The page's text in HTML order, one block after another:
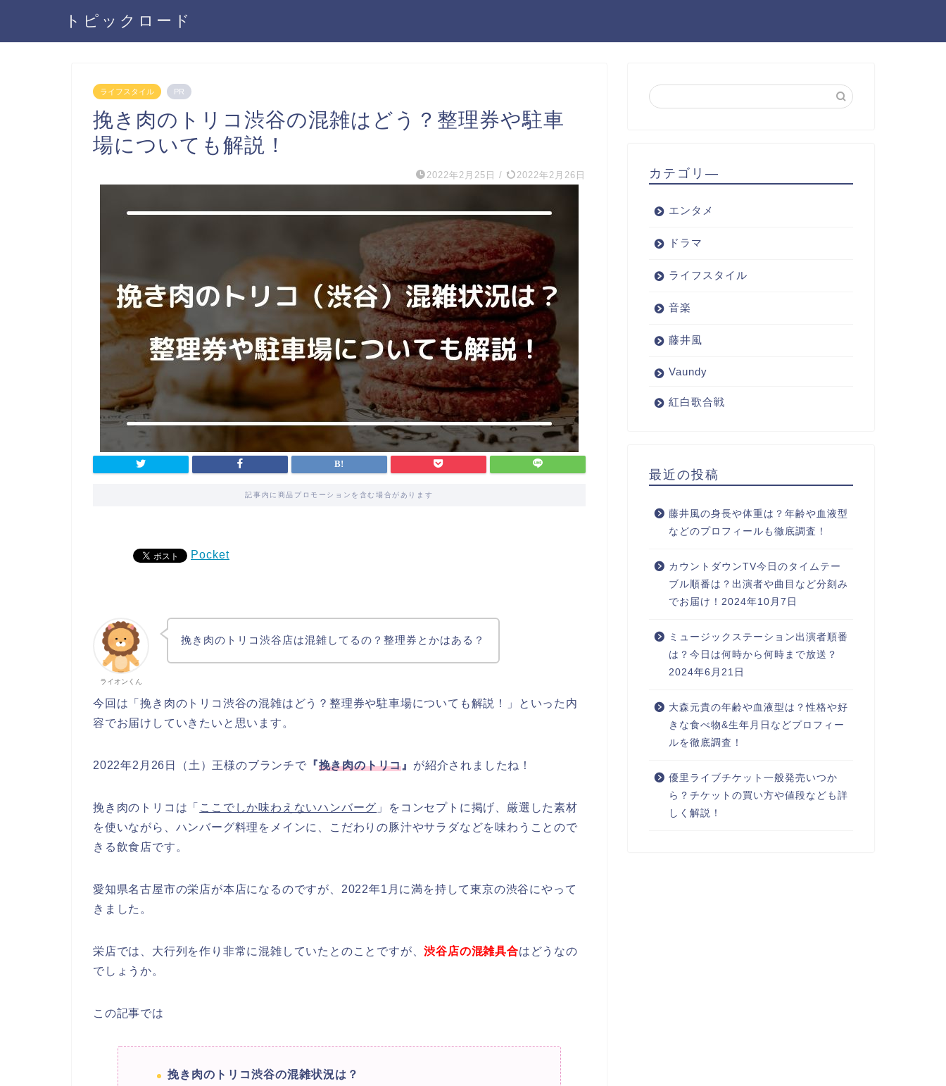
トピックロード
ライフスタイル PR
挽き肉のトリコ渋谷の混雑はどう？整理券や駐車
場についても解説！
2022年2月25日 / 2022年2月26日
記事内に商品プロモーションを含む場合があります
Pocket
ライオンくん
挽き肉のトリコ渋谷店は混雑してるの？整理券とかはある？
今回は「挽き肉のトリコ渋谷の混雑はどう？整理券や駐車場についても解説！」といった内
容でお届けしていきたいと思います。
2022年2月26日（土）王様のブランチで 『挽き肉のトリコ 』 が紹介されましたね！
挽き肉のトリコは「 ここでしか味わえないハンバーグ 」をコンセプトに掲げ、厳選した素材
を使いながら、ハンバーグ料理をメインに、こだわりの豚汁やサラダなどを味わうことので
きる飲食店です。
愛知県名古屋市の栄店が本店になるのですが、2022年1月に満を持して東京の渋谷にやって
きました。
栄店では、大行列を作り非常に混雑していたとのことですが、渋谷店の混雑具合はどうなの
でしょうか。
この記事では
挽き肉のトリコ渋谷の混雑状況は？
カテゴリ―
エンタメ
ドラマ
ライフスタイル
音楽
藤井風
Vaundy
紅白歌合戦
最近の投稿
藤井風の身長や体重は？年齢や血液型
などのプロフィールも徹底調査！
カウントダウンTV今日のタイムテー
ブル順番は？出演者や曲目など分刻み
でお届け！2024年10月7日
ミュージックステーション出演者順番
は？今日は何時から何時まで放送？
2024年6月21日
大森元貴の年齢や血液型は？性格や好
きな食べ物&生年月日などプロフィー
ルを徹底調査！
優里ライブチケット一般発売いつか
ら？チケットの買い方や値段なども詳
しく解説！